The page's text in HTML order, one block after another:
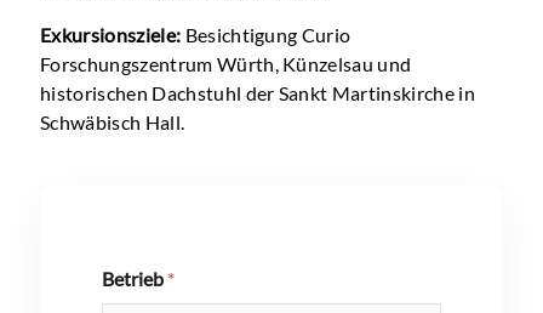
Exkursionsziele: Besichtigung Curio
Forschungszentrum Würth, Künzelsau und
historischen Dachstuhl der Sankt Martinskirche in
Schwäbisch Hall.
Betrieb *